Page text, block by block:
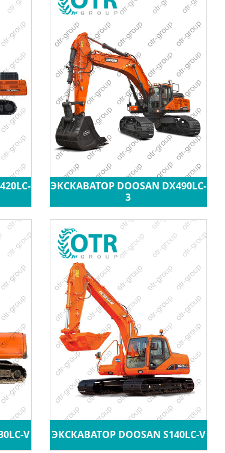
ЭКСКАВАТОР DOOSAN DX490LC-
3
V ЭКСКАВАТОР DOOSAN S140LC-V